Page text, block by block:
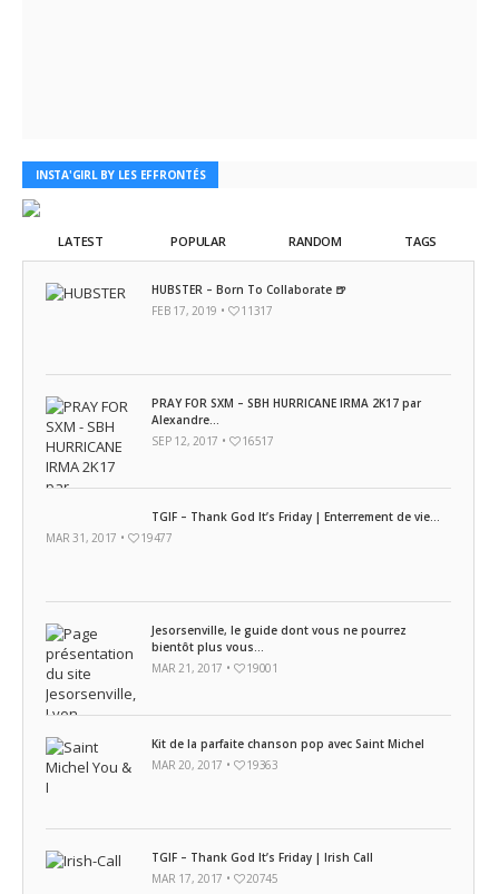
INSTA'GIRL BY LES EFFRONTÉS
LATEST POPULAR RANDOM TAGS
HUBSTER – Born To Collaborate 🍺
FEB 17, 2019 •
11317
PRAY FOR SXM – SBH HURRICANE IRMA 2K17 par
Alexandre...
SEP 12, 2017 •
16517
TGIF – Thank God It’s Friday | Enterrement de vie...
MAR 31, 2017 •
19477
Jesorsenville, le guide dont vous ne pourrez
bientôt plus vous...
MAR 21, 2017 •
19001
Kit de la parfaite chanson pop avec Saint Michel
MAR 20, 2017 •
19363
TGIF – Thank God It’s Friday | Irish Call
MAR 17, 2017 •
20745